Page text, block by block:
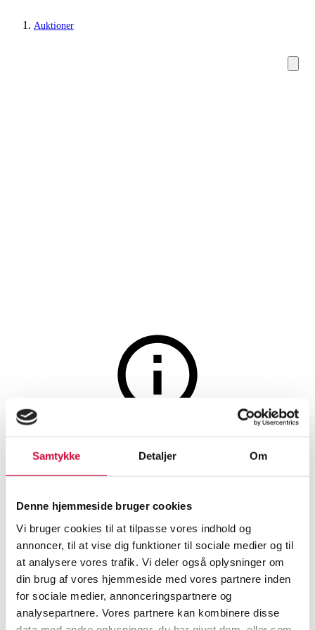
Samtykke Detaljer Om
Denne hjemmeside bruger cookies
Vi bruger cookies til at tilpasse vores indhold og
annoncer, til at vise dig funktioner til sociale medier og til
at analysere vores trafik. Vi deler også oplysninger om
din brug af vores hjemmeside med vores partnere inden
for sociale medier, annonceringspartnere og
analysepartnere. Vores partnere kan kombinere disse
Auktioner
Stole
14613 - Andersen & Voll for
Counter.
SHOWROOM
Roskilde
VURDERING
DKK 1.800
VARENUMMER
6454110
Nyproduceret vareMomsvare